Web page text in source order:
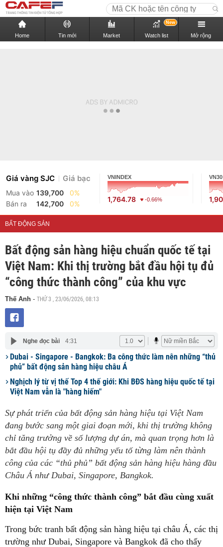
Home Tin mới Market Watch list
New
Mở rộng
Giá vàng SJC Giá bạc
Mua vào 139,700
0%
Bán ra
142,700 0%
VNINDEX
1,764.78 -0.66%
VN30
BẤT ĐỘNG SẢN
Bất động sản hàng hiệu chuẩn quốc tế tại
Việt Nam: Khi thị trường bắt đầu hội tụ đủ
“công thức thành công” của khu vực
Thế Anh - THỨ 3 , 23/06/2026, 08:13
Nghe đọc bài 4:31
Dubai - Singapore - Bangkok: Ba công thức làm nên những “thủ
phủ” bất động sản hàng hiệu châu Á
Nghịch lý từ vị thế Top 4 thế giới: Khi BĐS hàng hiệu quốc tế tại
Việt Nam vẫn là "hàng hiếm"
Sự phát triển của bất động sản hàng hiệu tại Việt Nam
đang bước sang một giai đoạn mới, khi thị trường không
chỉ tăng trưởng về số lượng dự án, mà quan trọng hơn là
bắt đầu hội tụ đầy đủ những yếu tố từng làm nên thành
công của các “thủ phủ” bất động sản hàng hiệu hàng đầu
Châu Á như Dubai, Singapore, Bangkok.
Khi những “công thức thành công” bắt đầu cùng xuất
hiện tại Việt Nam
Trong bức tranh bất động sản hàng hiệu tại châu Á, các thị
trường như Dubai, Singapore và Bangkok đã cho thấy